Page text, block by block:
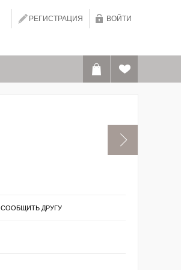
РЕГИСТРАЦИЯ ВОЙТИ
СООБЩИТЬ ДРУГУ